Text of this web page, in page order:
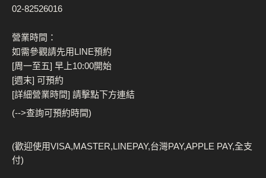
02-82526016
營業時間：
如需參觀請先用LINE預約
[周一至五] 早上10:00開始
[週末] 可預約
[詳細營業時間] 請擊點下方連結
(-->查詢可預約時間)
(歡迎使用VISA,MASTER,LINEPAY,台灣PAY,APPLE PAY,全支
付)